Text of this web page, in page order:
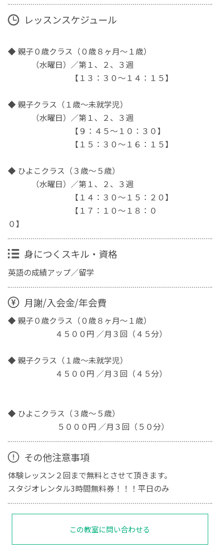
レッスンスケジュール
◆ 親子０歳クラス（０歳８ヶ月〜１歳）
（水曜日）／第１、２、３週
【１３：３０〜１４：１５】
◆ 親子クラス（１歳〜未就学児）
（水曜日）／第１、２、３週
【９：４５〜１０：３０】
【１５：３０〜１６：１５】
◆ ひよこクラス（３歳〜５歳）
（水曜日）／第１、２、３週
【１４：３０〜１５：２０】
【１７：１０〜１８：０
０】
身につくスキル・資格
英語の成績アップ／留学
月謝/入会金/年会費
◆ 親子０歳クラス（０歳８ヶ月〜１歳）
４５００円 ／月３回（４５分）
◆ 親子クラス（１歳〜未就学児）
４５００円 ／月３回（４５分）
◆ ひよこクラス（３歳〜５歳）
５０００円 ／月３回（５０分）
その他注意事項
体験レッスン２回まで無料とさせて頂きます。
スタジオレンタル3時間無料券！！！平日のみ
この教室に問い合わせる